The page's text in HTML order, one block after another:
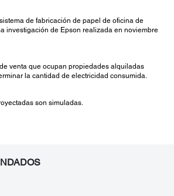
de fabricación de papel de oficina de
investigación de Epson realizada en noviembre
venta que ocupan propiedades alquiladas
la cantidad de electricidad consumida.
son simuladas.